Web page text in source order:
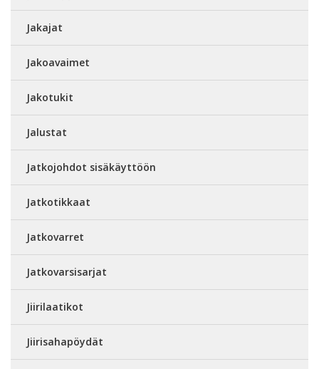
Jakajat
Jakoavaimet
Jakotukit
Jalustat
Jatkojohdot sisäkäyttöön
Jatkotikkaat
Jatkovarret
Jatkovarsisarjat
Jiirilaatikot
Jiirisahapöydät